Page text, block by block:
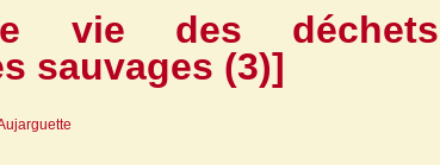
vie des déchets
sauvages (3)]